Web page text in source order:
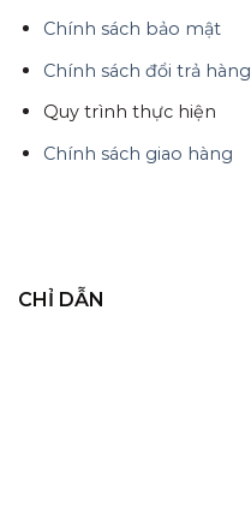
Chính sách bảo mật
Chính sách đổi trả hàng
Quy trình thực hiện
Chính sách giao hàng
CHỈ DẪN